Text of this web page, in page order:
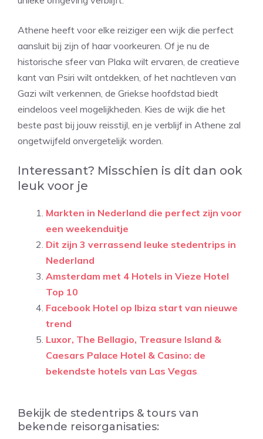
Athene heeft voor elke reiziger een wijk die perfect
aansluit bij zijn of haar voorkeuren. Of je nu de
historische sfeer van Plaka wilt ervaren, de creatieve
kant van Psiri wilt ontdekken, of het nachtleven van
Gazi wilt verkennen, de Griekse hoofdstad biedt
eindeloos veel mogelijkheden. Kies de wijk die het
beste past bij jouw reisstijl, en je verblijf in Athene zal
ongetwijfeld onvergetelijk worden.
Interessant? Misschien is dit dan ook
leuk voor je
Markten in Nederland die perfect zijn voor
een weekenduitje
Dit zijn 3 verrassend leuke stedentrips in
Nederland
Amsterdam met 4 Hotels in Vieze Hotel
Top 10
Facebook Hotel op Ibiza start van nieuwe
trend
Luxor, The Bellagio, Treasure Island &
Caesars Palace Hotel & Casino: de
bekendste hotels van Las Vegas
Bekijk de stedentrips & tours van
bekende reisorganisaties: